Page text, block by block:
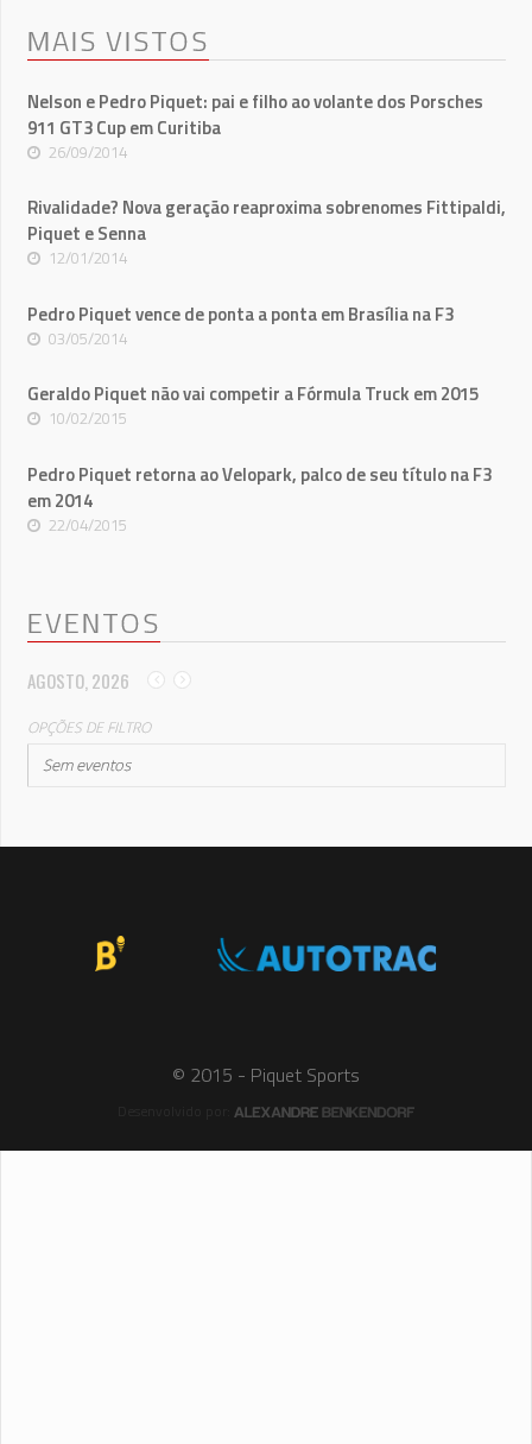
MAIS VISTOS
Nelson e Pedro Piquet: pai e filho ao volante dos Porsches
911 GT3 Cup em Curitiba
26/09/2014
Rivalidade? Nova geração reaproxima sobrenomes Fittipaldi,
Piquet e Senna
12/01/2014
Pedro Piquet vence de ponta a ponta em Brasília na F3
03/05/2014
Geraldo Piquet não vai competir a Fórmula Truck em 2015
10/02/2015
Pedro Piquet retorna ao Velopark, palco de seu título na F3
em 2014
22/04/2015
EVENTOS
AGOSTO, 2026
OPÇÕES DE FILTRO
Sem eventos
© 2015 - Piquet Sports